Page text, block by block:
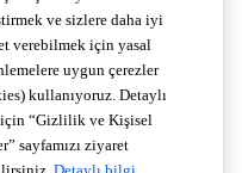
14,2 4,9
14,0 4,8